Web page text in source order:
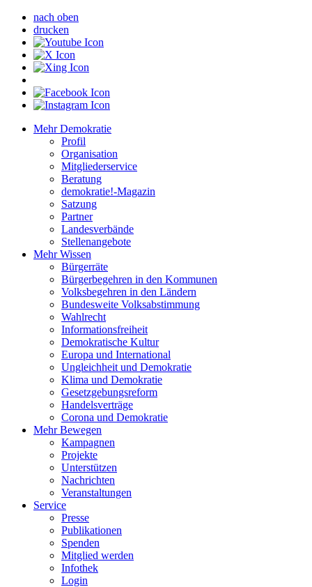
nach oben
drucken
Mehr Demokratie
Profil
Organisation
Mitgliederservice
Beratung
demokratie!-Magazin
Satzung
Partner
Landesverbände
Stellenangebote
Mehr Wissen
Bürgerräte
Bürgerbegehren in den Kommunen
Volksbegehren in den Ländern
Bundesweite Volksabstimmung
Wahlrecht
Informationsfreiheit
Demokratische Kultur
Europa und International
Ungleichheit und Demokratie
Klima und Demokratie
Gesetzgebungsreform
Handelsverträge
Corona und Demokratie
Mehr Bewegen
Kampagnen
Projekte
Unterstützen
Nachrichten
Veranstaltungen
Service
Presse
Publikationen
Spenden
Mitglied werden
Infothek
Login